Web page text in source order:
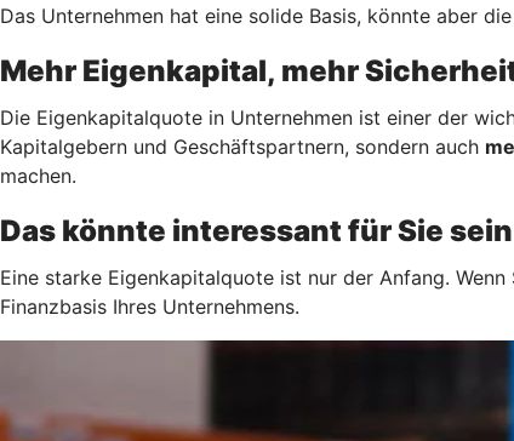
Das Unternehmen hat eine solide Basis, könnte aber
Mehr Eigenkapital, mehr
Die Eigenkapitalquote in Unternehmen ist einer der
Kapitalgebern und Geschäftspartnern, sondern auch
machen.
Das könnte interessant für Sie sein
Eine starke Eigenkapitalquote ist nur der Anfang. Wenn
Finanzbasis Ihres Unternehmens.